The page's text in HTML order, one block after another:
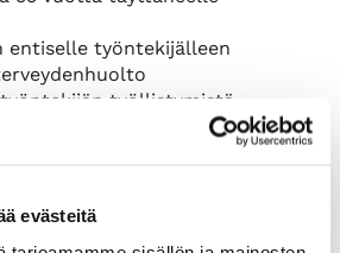
evästeitä
entiselle työntekijälleen
työllistymistä
perusteettomasta